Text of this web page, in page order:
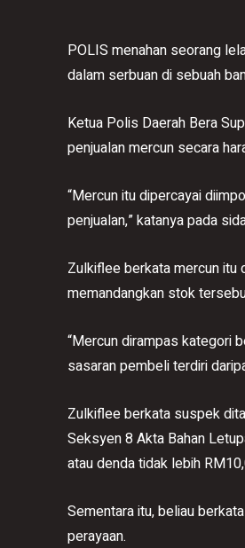
POLIS menahan seorang
dalam serbuan di sebuah
Ketua Polis Daerah Bera
penjualan mercun secara
“Mercun itu dipercayai
penjualan,” katanya pada
Zulkiflee berkata mercun itu
memandangkan stok
“Mercun dirampas kategori
sasaran pembeli terdiri
Zulkiflee berkata suspek
Seksyen 8 Akta Bahan
atau denda tidak lebih
Sementara itu, beliau
perayaan.